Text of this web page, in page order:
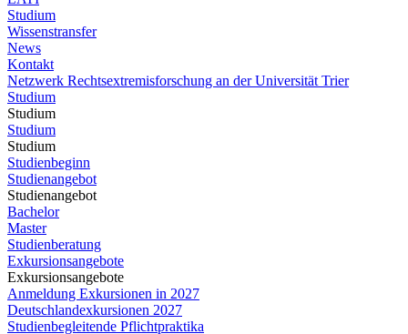
Studium
Wissenstransfer
News
Kontakt
Netzwerk Rechtsextremisforschung an der Universität Trier
Studium
Studium
Studium
Studium
Studienbeginn
Studienangebot
Studienangebot
Bachelor
Master
Studienberatung
Exkursionsangebote
Exkursionsangebote
Anmeldung Exkursionen in 2027
Deutschlandexkursionen 2027
Studienbegleitende Pflichtpraktika